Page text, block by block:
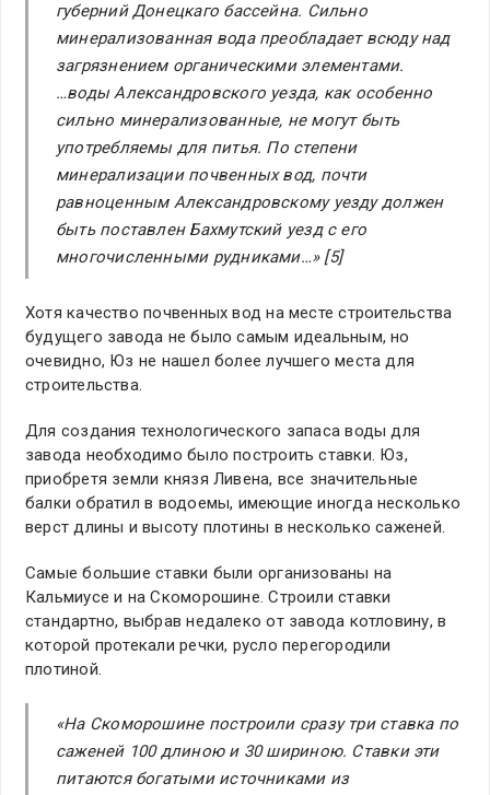
губерний Донецкаго бассейна. Сильно
минерализованная вода преобладает всюду над
загрязнением органическими элементами.
…воды Александровского уезда, как особенно
сильно минерализованные, не могут быть
употребляемы для питья. По степени
минерализации почвенных вод, почти
равноценным Александровскому уезду должен
быть поставлен Бахмутский уезд с его
многочисленными рудниками…» [5]
Хотя качество почвенных вод на месте строительства
будущего завода не было самым идеальным, но
очевидно, Юз не нашел более лучшего места для
строительства.
Для создания технологического запаса воды для
завода необходимо было построить ставки. Юз,
приобретя земли князя Ливена, все значительные
балки обратил в водоемы, имеющие иногда несколько
верст длины и высоту плотины в несколько саженей.
Самые большие ставки были организованы на
Кальмиусе и на Скоморошине. Строили ставки
стандартно, выбрав недалеко от завода котловину, в
которой протекали речки, русло перегородили
плотиной.
«На Скоморошине построили сразу три ставка по
саженей 100 длиною и 30 шириною. Ставки эти
питаются богатыми источниками из